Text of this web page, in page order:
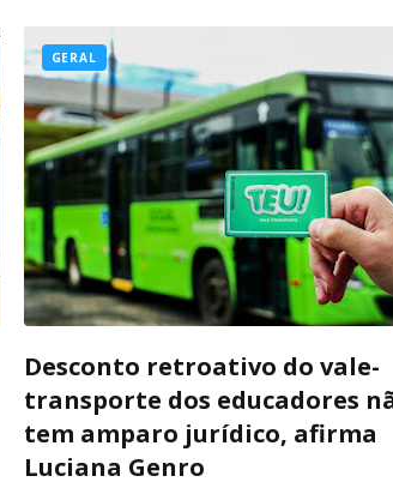
GERAL
Desconto retroativo do vale-
transporte dos educadores
tem amparo jurídico, afirma
Luciana Genro